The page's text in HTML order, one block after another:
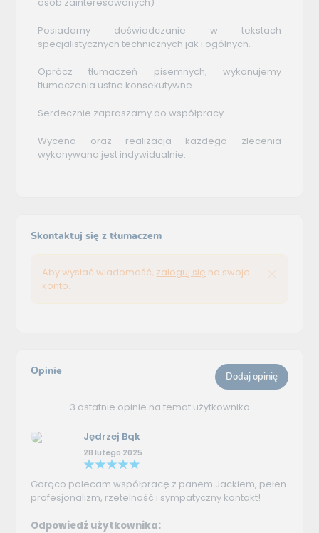
Posiadamy doświadczanie w tekstach
specjalistycznych technicznych jak i ogólnych.
Oprócz tłumaczeń pisemnych, wykonujemy
tłumaczenia ustne konsekutywne.
Serdecznie zapraszamy do współpracy.
Wycena oraz realizacja każdego zlecenia
wykonywana jest indywidualnie.
Skontaktuj się z tłumaczem
Aby wysłać wiadomość, zaloguj się na swoje
konto.
Opinie Dodaj opinię
3 ostatnie opinie na temat użytkownika
Jędrzej Bąk
28 lutego 2025
Gorąco polecam współpracę z panem Jackiem, pełen
profesjonalizm, rzetelność i sympatyczny kontakt!
Odpowiedź użytkownika: